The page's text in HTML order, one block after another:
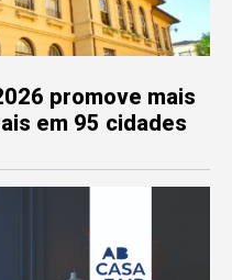
promove mais
em 95 cidades